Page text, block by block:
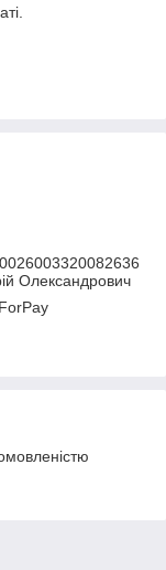
Олександрович